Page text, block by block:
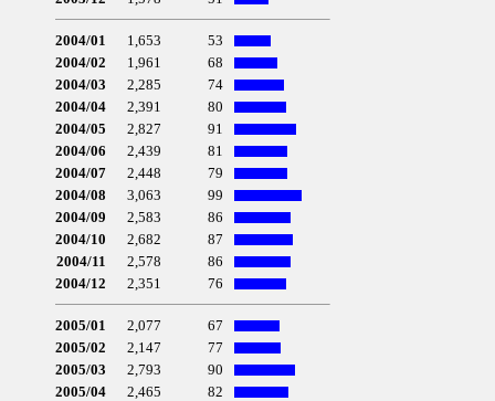
2004/01 1,653
53
2004/02
1,961
68
2004/03
2,285
74
2004/04
2,391
80
2004/05
2,827
91
2004/06
2,439
81
2004/07
2,448
79
2004/08
3,063
99
2004/09
2,583
86
2004/10
2,682
87
2004/11
2,578
86
2004/12
2,351 76
2005/01 2,077
67
2005/02
2,147
77
2005/03
2,793
90
2005/04
2,465
82